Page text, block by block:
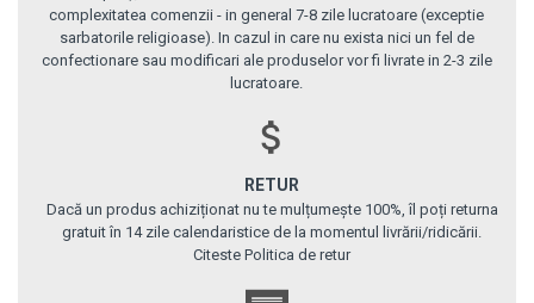
complexitatea comenzii - in general 7-8 zile lucratoare (exceptie
sarbatorile religioase). In cazul in care nu exista nici un fel de
confectionare sau modificari ale produselor vor fi livrate in 2-3 zile
lucratoare.
RETUR
Dacă un produs achiziționat nu te mulțumește 100%, îl poți returna
gratuit în 14 zile calendaristice de la momentul livrării/ridicării.
Citeste Politica de retur